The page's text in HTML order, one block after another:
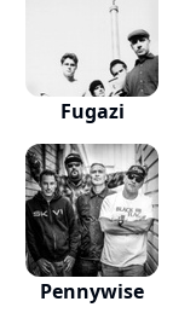
Fugazi
Pennywise